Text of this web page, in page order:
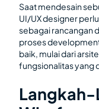
Saat mendesain
UI/UX designer
sebagai rancangan
proses
baik, mulai dari
fungsionalitas yang